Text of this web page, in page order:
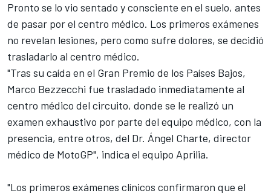
Pronto se lo vio sentado y consciente en el suelo, antes
de pasar por el centro médico. Los primeros exámenes
no revelan lesiones, pero como sufre dolores, se decidió
trasladarlo al centro médico.
"Tras su caída en el Gran Premio de los Países Bajos,
Marco Bezzecchi fue trasladado inmediatamente al
centro médico del circuito, donde se le realizó un
examen exhaustivo por parte del equipo médico, con la
presencia, entre otros, del Dr. Ángel Charte, director
médico de MotoGP", indica el equipo Aprilia.
"Los primeros exámenes clínicos confirmaron que el